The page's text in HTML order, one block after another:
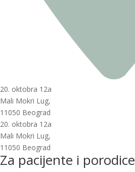
20. oktobra 12a
Mali Mokri Lug,
11050 Beograd
20. oktobra 12a
Mali Mokri Lug,
11050 Beograd
Za pacijente i porodice